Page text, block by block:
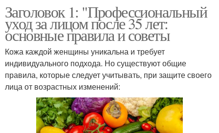
Заголовок 1: "Профессиональный
уход за лицом после 35 лет:
основные правила и советы
Кожа каждой женщины уникальна и требует
индивидуального подхода. Но существуют общие
правила, которые следует учитывать, при защите своего
лица от возрастных изменений: